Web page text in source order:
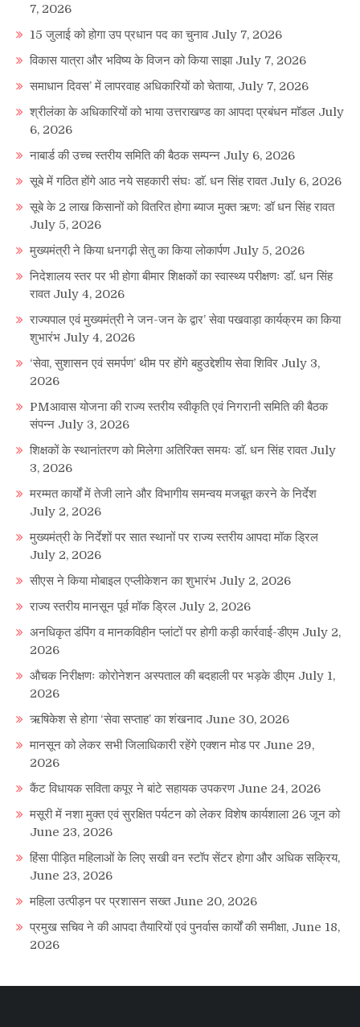
7, 2026
15 जुलाई को होगा उप प्रधान पद का चुनाव July 7, 2026
विकास यात्रा और भविष्य के विजन को किया साझा July 7, 2026
समाधान दिवस’ में लापरवाह अधिकारियों को चेताया, July 7, 2026
श्रीलंका के अधिकारियों को भाया उत्तराखण्ड का आपदा प्रबंधन माॅडल July
6, 2026
नाबार्ड की उच्च स्तरीय समिति की बैठक सम्पन्न July 6, 2026
सूबे में गठित होंगे आठ नये सहकारी संघः डाॅ. धन सिंह रावत July 6, 2026
सूबे के 2 लाख किसानों को वितरित होगा ब्याज मुक्त ऋण: डॉ धन सिंह रावत
July 5, 2026
मुख्यमंत्री ने किया धनगढ़ी सेतु का किया लोकार्पण July 5, 2026
निदेशालय स्तर पर भी होगा बीमार शिक्षकों का स्वास्थ्य परीक्षणः डाॅ. धन सिंह
रावत July 4, 2026
राज्यपाल एवं मुख्यमंत्री ने जन-जन के द्वार’ सेवा पखवाड़ा कार्यक्रम का किया
शुभारंभ July 4, 2026
‘सेवा, सुशासन एवं समर्पण’ थीम पर होंगे बहुउद्देशीय सेवा शिविर July 3,
2026
PMआवास योजना की राज्य स्तरीय स्वीकृति एवं निगरानी समिति की बैठक
संपन्न July 3, 2026
शिक्षकों के स्थानांतरण को मिलेगा अतिरिक्त समयः डाॅ. धन सिंह रावत July
3, 2026
मरम्मत कार्यों में तेजी लाने और विभागीय समन्वय मजबूत करने के निर्देश
July 2, 2026
मुख्यमंत्री के निर्देशों पर सात स्थानों पर राज्य स्तरीय आपदा मॉक ड्रिल
July 2, 2026
सीएस ने किया मोबाइल एप्लीकेशन का शुभारंभ July 2, 2026
राज्य स्तरीय मानसून पूर्व मॉक ड्रिल July 2, 2026
अनधिकृत डंपिंग व मानकविहीन प्लांटों पर होगी कड़ी कार्रवाई-डीएम July 2,
2026
औचक निरीक्षणः कोरोनेशन अस्पताल की बदहाली पर भड़के डीएम July 1,
2026
ऋषिकेश से होगा ‘सेवा सप्ताह’ का शंखनाद June 30, 2026
मानसून को लेकर सभी जिलाधिकारी रहेंगे एक्शन मोड पर June 29,
2026
कैंट विधायक सविता कपूर ने बांटे सहायक उपकरण June 24, 2026
मसूरी में नशा मुक्त एवं सुरक्षित पर्यटन को लेकर विशेष कार्यशाला 26 जून को
June 23, 2026
हिंसा पीड़ित महिलाओं के लिए सखी वन स्टॉप सेंटर होगा और अधिक सक्रिय,
June 23, 2026
महिला उत्पीड़न पर प्रशासन सख्त June 20, 2026
प्रमुख सचिव ने की आपदा तैयारियों एवं पुनर्वास कार्यों की समीक्षा, June 18,
2026